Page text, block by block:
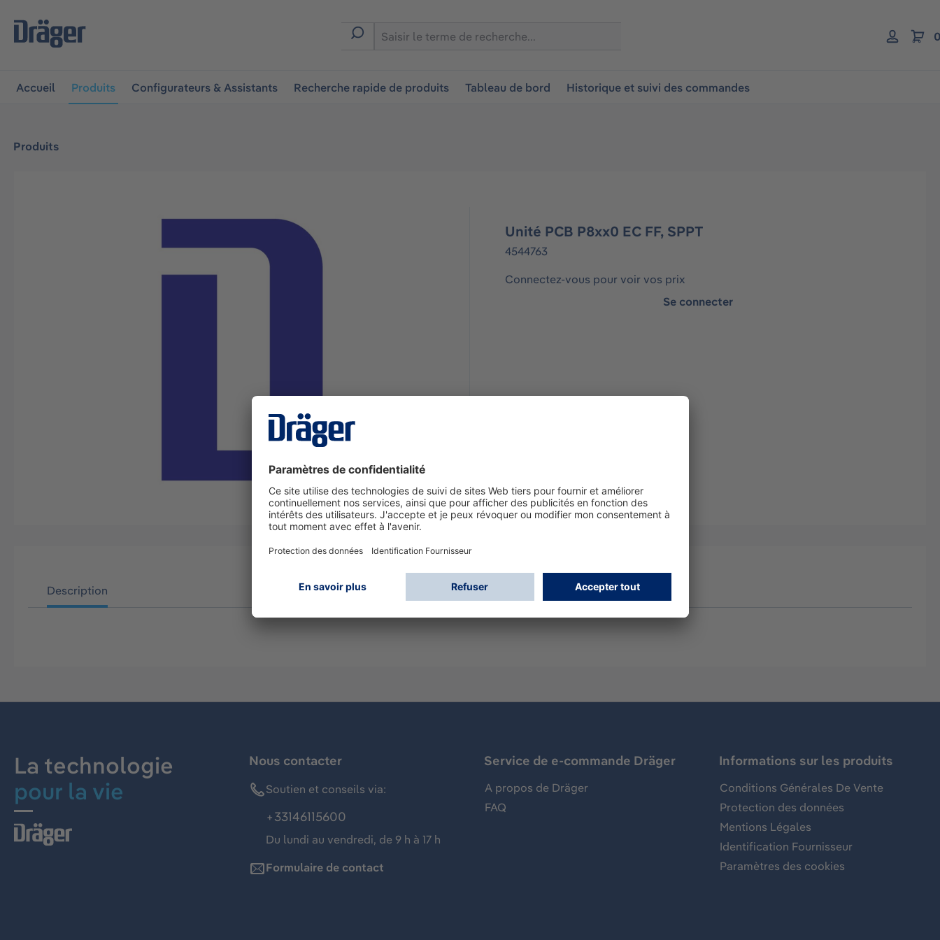
à la navigation principale
Accueil Produits Configurateurs & Assistants Recherche rapide de produits Tableau de bord Historique et suivi des commandes
Produits
Unité PCB P8xx0 EC FF, SPPT
4544763
Connectez-vous pour voir vos prix
Se connecter
Description
La technologie
pour la vie
Nous contacter
Soutien et conseils via:
+33146115600
Du lundi au vendredi, de 9 h à 17 h
Formulaire de contact
Service de e-commande Dräger
A propos de Dräger
FAQ
Informations sur les produits
Conditions Générales De Vente
Protection des données
Mentions Légales
Identification Fournisseur
Paramètres des cookies